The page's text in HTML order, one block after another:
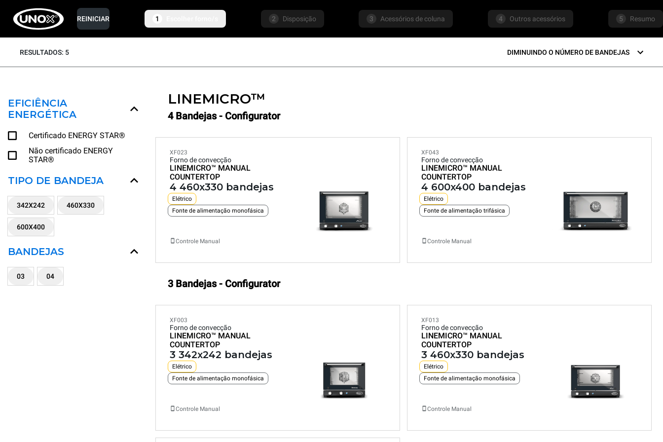
REINICIAR 1 2 Disposição 3 Acessórios de coluna 4 Outros acessórios 5 Resumo
RESULTADOS: 5 DIMINUINDO O NÚMERO DE BANDEJAS
EFICIÊNCIA
ENERGÉTICA
Certificado ENERGY STAR®
Não certificado ENERGY
STAR®
TIPO DE BANDEJA
342X242 460X330
600X400
BANDEJAS
03 04
LINEMICRO™
4 Bandejas - Configurator
XF023
Forno de convecção
LINEMICRO™ MANUAL
COUNTERTOP
4 460x330 bandejas
Elétrico
Fonte de alimentação monofásica
Controle Manual
XF043
Forno de convecção
LINEMICRO™ MANUAL
COUNTERTOP
4 600x400 bandejas
Elétrico
Fonte de alimentação trifásica
Controle Manual
3 Bandejas - Configurator
XF003
Forno de convecção
LINEMICRO™ MANUAL
COUNTERTOP
3 342x242 bandejas
Elétrico
Fonte de alimentação monofásica
Controle Manual
XF013
Forno de convecção
LINEMICRO™ MANUAL
COUNTERTOP
3 460x330 bandejas
Elétrico
Fonte de alimentação monofásica
Controle Manual